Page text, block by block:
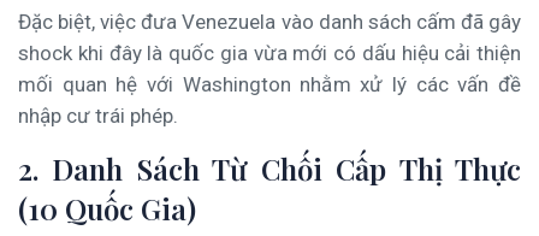
Đặc biệt, việc đưa Venezuela vào danh sách cấm đã gây
shock khi đây là quốc gia vừa mới có dấu hiệu cải thiện
mối quan hệ với Washington nhằm xử lý các vấn đề
nhập cư trái phép.
2. Danh Sách Từ Chối Cấp Thị Thực
(10 Quốc Gia)